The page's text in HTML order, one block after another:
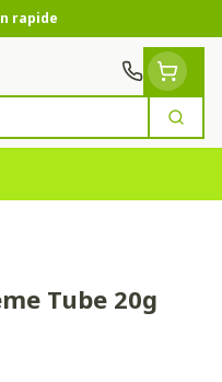
rapide
Tube 20g